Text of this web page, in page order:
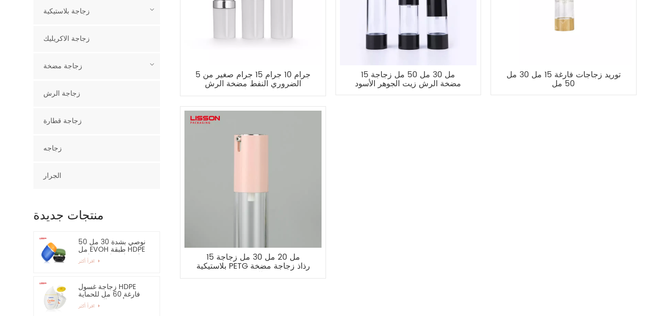
5 جرام 10 جرام 15 جرام صغير من
الضروري النفط مضخة الرش
زجاجة فارغة
15 مل 30 مل 50 مل زجاجة
مضخة الرش زيت الجوهر الأسود
توريد زجاجات فارغة 15 مل 30 مل
50 مل
15 مل 20 مل 30 مل زجاجة
بلاستيكية PETG رذاذ زجاجة مضخة
الرش
زجاجة بلاستيكية
زجاجة الاكريليك
زجاجة مضخة
زجاجة الرش
زجاجة قطارة
زجاجه
الجرار
منتجات جديدة
نوصي بشدة 30 مل 50
مل EVOH طبقة HDPE
زجاجة بلاستيكية بيضاوية
زجاجة غسول HDPE
فارغة 60 مل للحماية
من أشعة الشمس -
نوصي بشدة